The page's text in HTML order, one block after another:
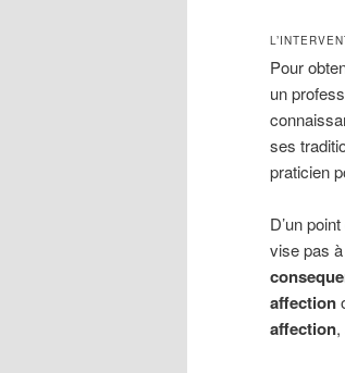
Pour
un
ses
praticien
D’un
vise pas
affection
affection